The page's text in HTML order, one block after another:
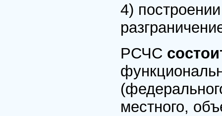
4)
РСЧС
местного,